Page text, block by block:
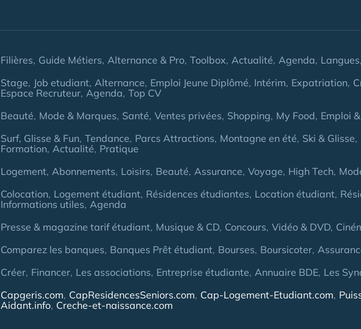
Filières Guide Métiers Alternance & Pro Toolbox Actualité Agenda Langues
Stage Job etudiant Alternance Emploi Jeune Diplômé Intérim Expatriation
Espace Recruteur Agenda Top CV
Beauté Mode & Marques Santé Ventes privées Shopping My Food Emploi
Surf, Glisse & Fun Tendance Parcs Attractions Montagne en été Ski & Glisse
Formation Actualité Pratique
Logement Abonnements Loisirs Beauté Assurance Voyage High Tech
Colocation Logement étudiant Résidences étudiantes Location étudiant
Informations utiles Agenda
Presse & magazine tarif étudiant Musique & CD Concours Vidéo & DVD
Comparez les banques Banques Prêt étudiant Bourses Boursicoter
Créer Financer Les associations Entreprise étudiante Annuaire BDE Les
Capgeris.com CapResidencesSeniors.com Cap-Logement-Etudiant.com
Aidant.info Creche-et-naissance.com